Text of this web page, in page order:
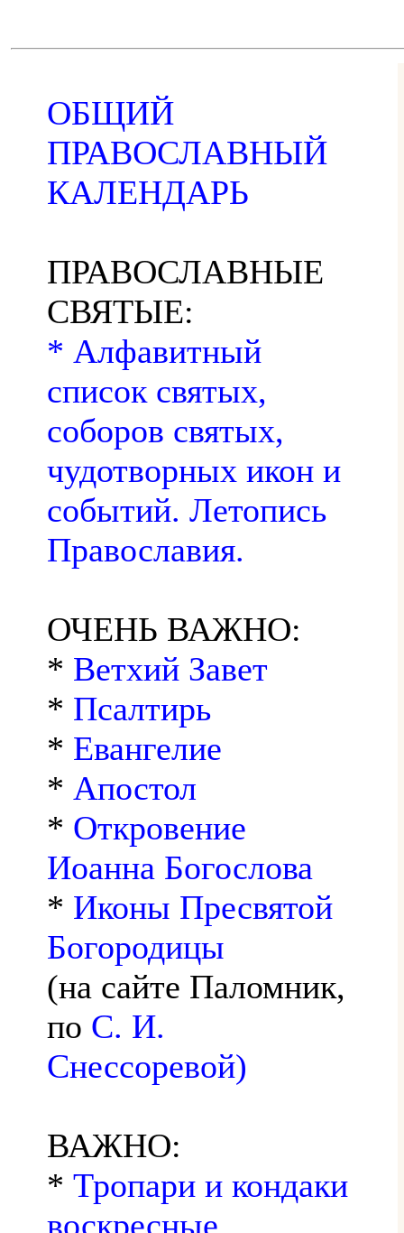
ОБЩИЙ
ПРАВОСЛАВНЫЙ
КАЛЕНДАРЬ
ПРАВОСЛАВНЫЕ
СВЯТЫЕ:
* Алфавитный
список святых,
соборов святых,
чудотворных икон и
событий. Летопись
Православия.
ОЧЕНЬ ВАЖНО:
* Ветхий Завет
* Псалтирь
* Евангелие
* Апостол
* Откровение
Иоанна Богослова
* Иконы Пресвятой
Богородицы
(на сайте Паломник,
по С. И.
Снессоревой)
ВАЖНО:
* Тропари и кондаки
воскресные